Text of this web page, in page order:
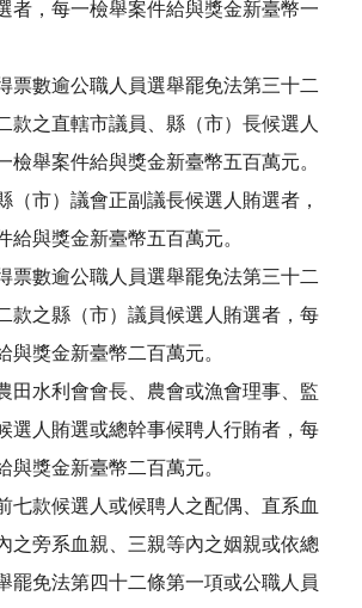
者，每一檢舉案件給與獎金新臺幣一
票數逾公職人員選舉罷免法第三十二
款之直轄市議員、縣（市）長候選人
檢舉案件給與獎金新臺幣五百萬元。
（市）議會正副議長候選人賄選者，
給與獎金新臺幣五百萬元。
票數逾公職人員選舉罷免法第三十二
款之縣（市）議員候選人賄選者，每
與獎金新臺幣二百萬元。
田水利會會長、農會或漁會理事、監
選人賄選或總幹事候聘人行賄者，每
與獎金新臺幣二百萬元。
七款候選人或候聘人之配偶、直系血
之旁系血親、三親等內之姻親或依總
罷免法第四十二條第一項或公職人員